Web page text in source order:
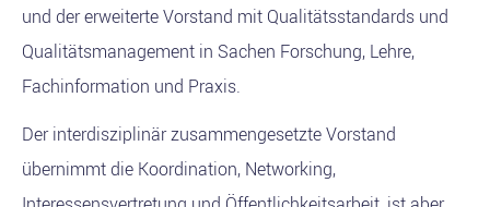
und der erweiterte Vorstand mit Qualitätsstandards und
Qualitätsmanagement in Sachen Forschung, Lehre,
Fachinformation und Praxis.
Der interdisziplinär zusammengesetzte Vorstand
übernimmt die Koordination, Networking,